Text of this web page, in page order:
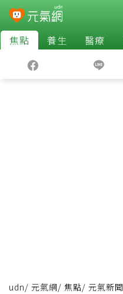
焦點 養生 醫療
udn/ 元氣網/ 焦點/ 元氣新聞